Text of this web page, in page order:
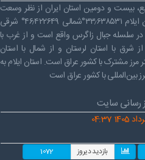
کیلومتر مربع، بیست و دومین استان ایران از نظر وسعت
به‌شمار می‌رود. مختصات جغرافیایی استان ایلام ۳۳٫۶۳۸۵۳۱°شمالی ۴۶٫۴۲۲۶۴۹° شرقی
سلسله جبال زاگرس واقع است و از غرب با
شرق با استان لرستان و از شمال با استان
است و دارای ۴۲۵ کیلومتر مرز مشترک با کشور عراق است. استان ایلام به
بین‌المللی با کشور عراق است
رسانی سایت
بازدید دیروز
1072